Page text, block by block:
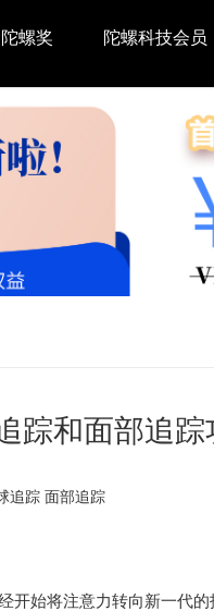
螺奖 陀螺科技会员
踪和面部追踪
追踪 面部追踪
开始将注意力转向新一代